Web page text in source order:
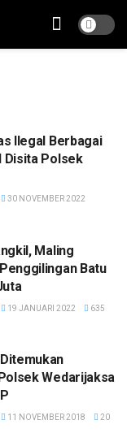
Ilegal Berbagai
Disita Polsek
30 NOVEMBER 2022
Maling
Batu
19 JANUARI 2022 635
Wedarijaksa
11 NOVEMBER 2018 20